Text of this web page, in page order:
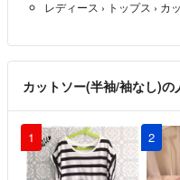
レディース › トップス › カ
カットソー(半袖/袖なし)
1 2